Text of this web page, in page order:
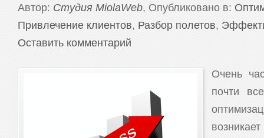
Автор: Студия MiolaWeb, Опубликовано в:
Привлечение клиентов, Разбор полетов,
Оставить комментарий
Очень
почти